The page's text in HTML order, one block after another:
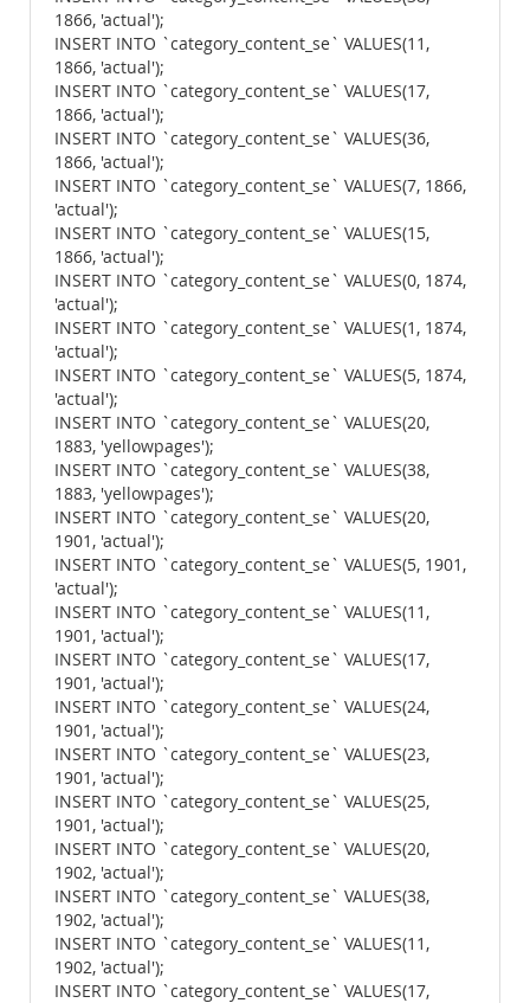
1866, 'actual');
INSERT INTO `category_content_se` VALUES(11,
1866, 'actual');
INSERT INTO `category_content_se` VALUES(17,
1866, 'actual');
INSERT INTO `category_content_se` VALUES(36,
1866, 'actual');
INSERT INTO `category_content_se` VALUES(7, 1866,
'actual');
INSERT INTO `category_content_se` VALUES(15,
1866, 'actual');
INSERT INTO `category_content_se` VALUES(0, 1874,
'actual');
INSERT INTO `category_content_se` VALUES(1, 1874,
'actual');
INSERT INTO `category_content_se` VALUES(5, 1874,
'actual');
INSERT INTO `category_content_se` VALUES(20,
1883, 'yellowpages');
INSERT INTO `category_content_se` VALUES(38,
1883, 'yellowpages');
INSERT INTO `category_content_se` VALUES(20,
1901, 'actual');
INSERT INTO `category_content_se` VALUES(5, 1901,
'actual');
INSERT INTO `category_content_se` VALUES(11,
1901, 'actual');
INSERT INTO `category_content_se` VALUES(17,
1901, 'actual');
INSERT INTO `category_content_se` VALUES(24,
1901, 'actual');
INSERT INTO `category_content_se` VALUES(23,
1901, 'actual');
INSERT INTO `category_content_se` VALUES(25,
1901, 'actual');
INSERT INTO `category_content_se` VALUES(20,
1902, 'actual');
INSERT INTO `category_content_se` VALUES(38,
1902, 'actual');
INSERT INTO `category_content_se` VALUES(11,
1902, 'actual');
INSERT INTO `category_content_se` VALUES(17,